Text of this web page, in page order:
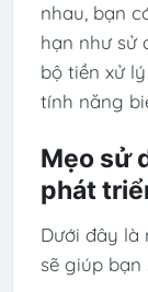
nhau, bạn
hạn như sử
bộ tiền xử
tính năng
Mẹo sử
phát
Dưới đây là
sẽ giúp bạn